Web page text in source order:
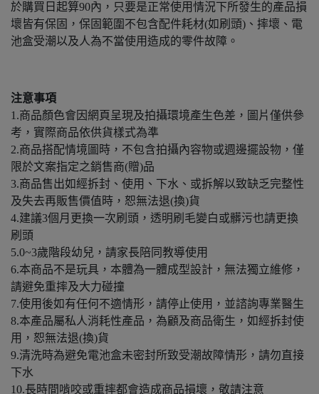
於購買日起算90內，只要是正常使用情況下所發生的產品損
壞皆有保固，保固範圍不包含配件耗材(如刷頭)、摔壞、電
池盒受潮以及人為不當使用造成的零件故障。
注意事項
1.商品顏色會因網頁呈現及拍攝環境產生色差，圖片僅供參
考，實際商品依供貨樣式為準
2.商品搭配情境圖時，不包含拍攝內容物或週邊擺設物，僅
限於文案指定之銷售商(贈)品
3.商品售出如經拆封、使用、下水、或拆解以致缺乏完整性
及失去再販售價值時，恕無法退(換)貨
4.建議3個月更換一次刷頭，透明刷毛變白或髒污也請更換
刷頭
5.0~3歲階段幼兒，請家長陪同教導使用
6.本商品不是玩具，本體為一體成型設計，無法獨立維修，
請避免重摔及大力碰撞
7.使用後如有任何不適情形，請停止使用，並諮詢專業醫生
8.本產品屬私人消耗性產品，為顧及商品衛生，如經拆封使
用，恕無法退(換)貨
9.清洗時為避免電池盒未密封所致受潮故障情形，請勿直接
下水
10.長時間啃咬或重摔都會造成商品損壞，敬請注意